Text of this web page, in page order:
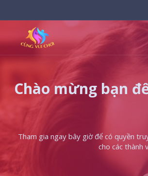
Chào mừng bạn
Tham gia ngay bây giờ để có quyền
cho các thành